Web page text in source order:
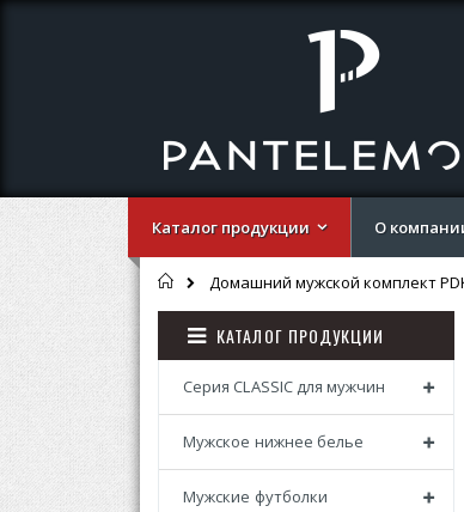
Каталог продукции О
Главная
Домашний мужской комплект
КАТАЛОГ ПРОДУКЦИИ
Серия CLASSIC для мужчин
Мужское нижнее белье
Мужские футболки